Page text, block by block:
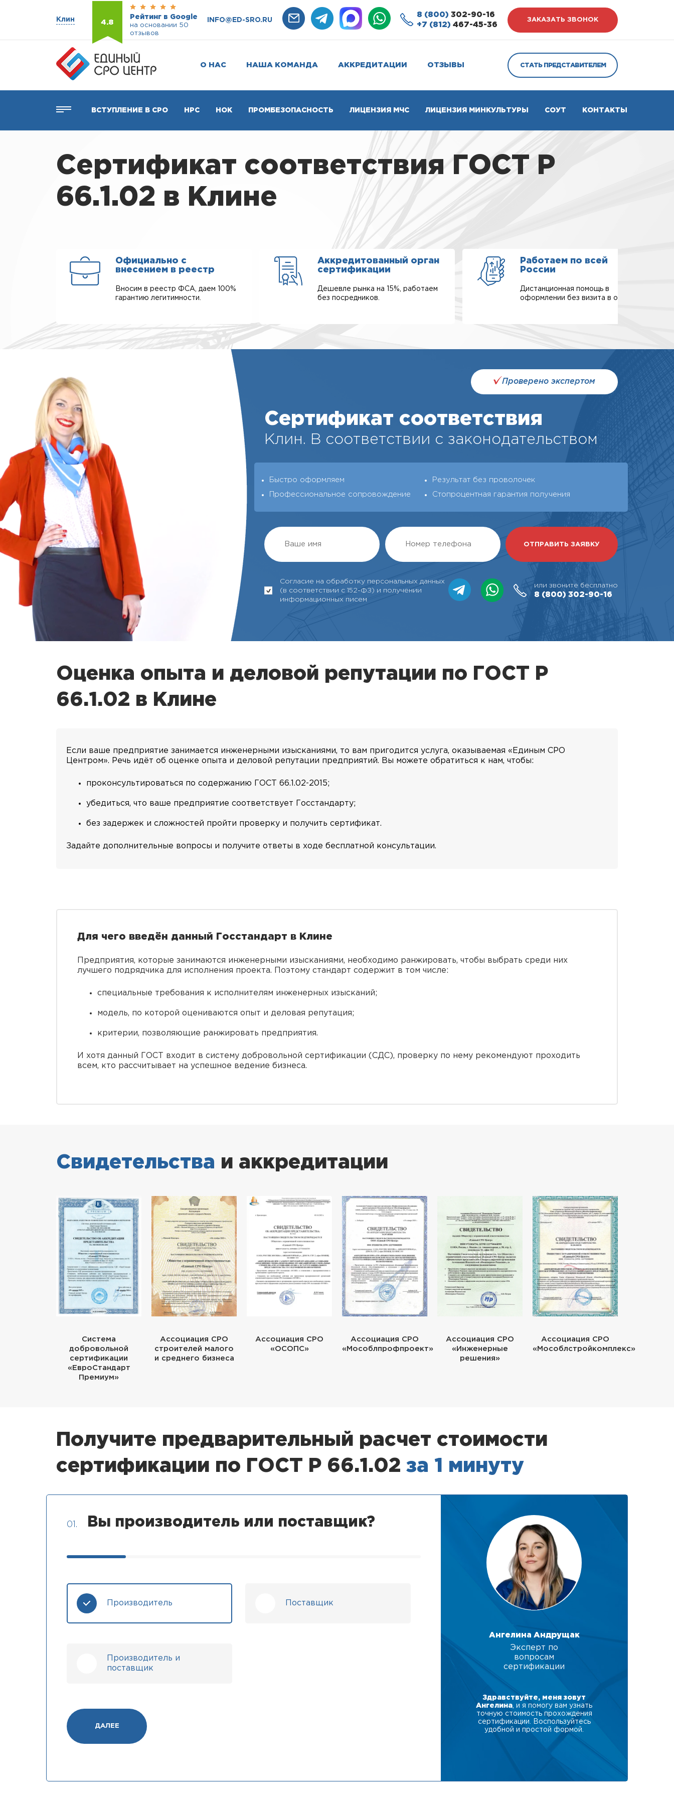
Клин 4.8
Рейтинг в Google
на основании 50
отзывов
INFO@ED-SRO.RU
8 (800) 302-90-16
+7 (812) 467-45-36
ЗАКАЗАТЬ ЗВОНОК
О НАС НАША КОМАНДА АККРЕДИТАЦИИ ОТЗЫВЫ СТАТЬ ПРЕДСТАВИТЕЛЕМ
ВСТУПЛЕНИЕ В СРО НРС НОК ПРОМБЕЗОПАСНОСТЬ ЛИЦЕНЗИЯ МЧС ЛИЦЕНЗИЯ МИНКУЛЬТУРЫ СОУТ КОНТАКТЫ
Сертификат соответствия ГОСТ Р
66.1.02 в Клине
Официально с
внесением в реестр
Вносим в реестр ФСА, даем 100%
гарантию легитимности.
Аккредитованный орган
сертификации
Дешевле рынка на 15%, работаем
без посредников.
Работаем по всей
России
Дистанционная помощь в
оформлении без визита в офис.
Проверено экспертом
Сертификат соответствия
Клин. В соответствии с законодательством
Быстро оформляем Результат без проволочек
Профессиональное сопровождение Стопроцентная гарантия получения
Согласие на обработку персональных данных
(в соответствии с 152-ФЗ) и получении
информационных писем
или звоните бесплатно
8 (800) 302-90-16
Оценка опыта и деловой репутации по ГОСТ Р
66.1.02 в Клине
Если ваше предприятие занимается инженерными изысканиями, то вам пригодится услуга, оказываемая «Единым СРО
Центром». Речь идёт об оценке опыта и деловой репутации предприятий. Вы можете обратиться к нам, чтобы:
проконсультироваться по содержанию ГОСТ 66.1.02-2015;
убедиться, что ваше предприятие соответствует Госстандарту;
без задержек и сложностей пройти проверку и получить сертификат.
Задайте дополнительные вопросы и получите ответы в ходе бесплатной консультации.
Для чего введён данный Госстандарт в Клине
Предприятия, которые занимаются инженерными изысканиями, необходимо ранжировать, чтобы выбрать среди них
лучшего подрядчика для исполнения проекта. Поэтому стандарт содержит в том числе:
специальные требования к исполнителям инженерных изысканий;
модель, по которой оцениваются опыт и деловая репутация;
критерии, позволяющие ранжировать предприятия.
И хотя данный ГОСТ входит в систему добровольной сертификации (СДС), проверку по нему рекомендуют проходить
всем, кто рассчитывает на успешное ведение бизнеса.
Свидетельства и аккредитации
Система
добровольной
сертификации
«ЕвроСтандарт
Премиум»
Ассоциация СРО
строителей малого
и среднего бизнеса
Ассоциация СРО
«ОСОПС»
Ассоциация СРО
«Мособлпрофпроект»
Ассоциация СРО
«Инженерные
решения»
Ассоциация СРО
«Мособлстройкомплекс»
Получите предварительный расчет стоимости
сертификации по ГОСТ Р 66.1.02 за 1 минуту
01. Вы производитель или поставщик?
Производитель Поставщик
Производитель и
поставщик
ДАЛЕЕ
Ангелина Андрущак
Эксперт по
вопросам
сертификации
Здравствуйте, меня зовут
Ангелина , и я помогу вам узнать
точную стоимость прохождения
сертификации. Воспользуйтесь
удобной и простой формой.